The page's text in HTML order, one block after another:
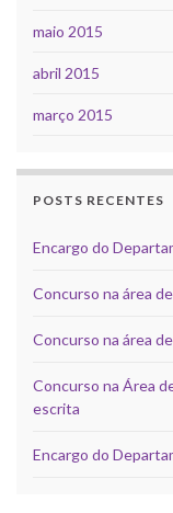
maio 2015
abril 2015
março 2015
POSTS RECENTES
Encargo do
Concurso na área
Concurso na área
Concurso na Área
escrita
Encargo do